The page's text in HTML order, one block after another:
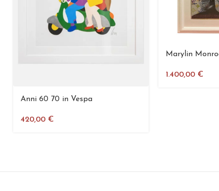
Anni 60 70 in Vespa
420,00 €
Marylin
1.400,00 €